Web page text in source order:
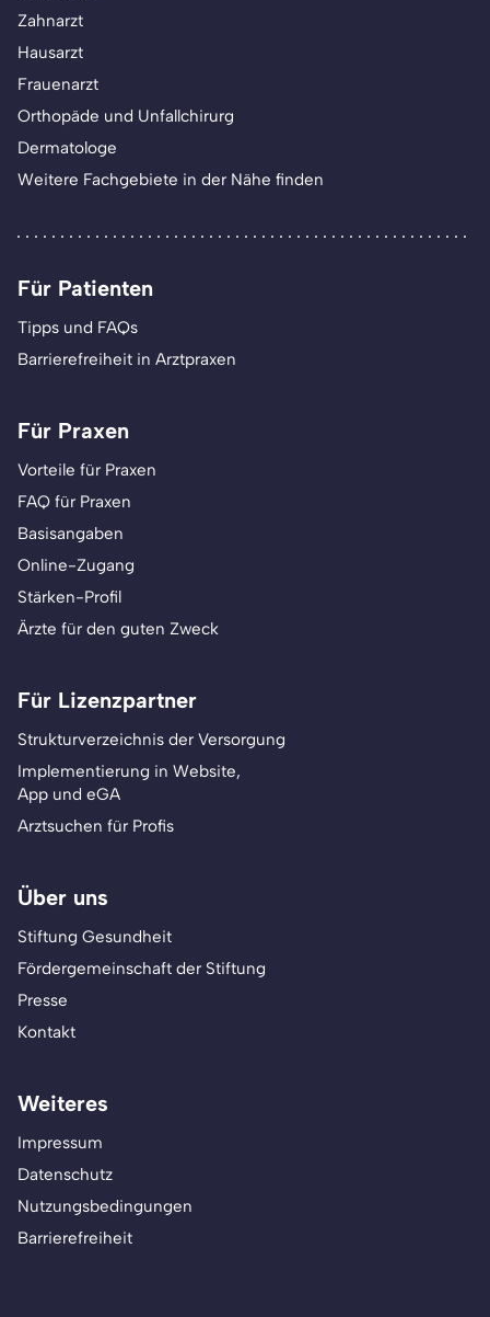
Zahnarzt
Hausarzt
Frauenarzt
Orthopäde und Unfallchirurg
Dermatologe
Weitere Fachgebiete in der Nähe finden
Für Patienten
Tipps und FAQs
Barrierefreiheit in Arztpraxen
Für Praxen
Vorteile für Praxen
FAQ für Praxen
Basisangaben
Online-Zugang
Stärken-Profil
Ärzte für den guten Zweck
Für Lizenzpartner
Strukturverzeichnis der Versorgung
Implementierung in Website,
App und eGA
Arztsuchen für Profis
Über uns
Stiftung Gesundheit
Fördergemeinschaft der Stiftung
Presse
Kontakt
Weiteres
Impressum
Datenschutz
Nutzungsbedingungen
Barrierefreiheit